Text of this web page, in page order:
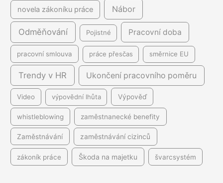
novela zákoníku práce Nábor
Odměňování Pojistné Pracovní doba
pracovní smlouva práce přesčas směrnice EU
Trendy v HR Ukončení pracovního poměru
Video výpovědní lhůta Výpověď
whistleblowing zaměstnanecké benefity
Zaměstnávání zaměstnávání cizinců
zákoník práce Škoda na majetku švarcsystém